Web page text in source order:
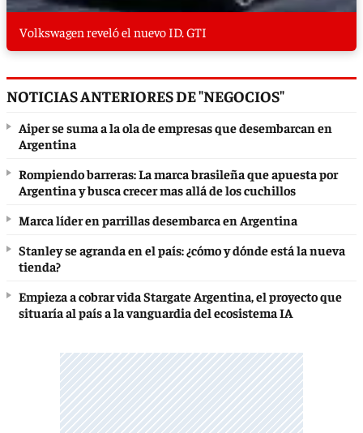
Volkswagen reveló el nuevo ID. GTI
NOTICIAS ANTERIORES DE "NEGOCIOS"
Aiper se suma a la ola de empresas que desembarcan en
Argentina
Rompiendo barreras: La marca brasileña que apuesta por
Argentina y busca crecer mas allá de los cuchillos
Marca líder en parrillas desembarca en Argentina
Stanley se agranda en el país: ¿cómo y dónde está la nueva
tienda?
Empieza a cobrar vida Stargate Argentina, el proyecto que
situaría al país a la vanguardia del ecosistema IA